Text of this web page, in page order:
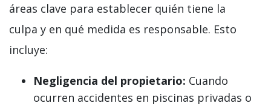
áreas clave para establecer quién tiene la
culpa y en qué medida es responsable. Esto
incluye:
Negligencia del propietario: Cuando
ocurren accidentes en piscinas privadas o